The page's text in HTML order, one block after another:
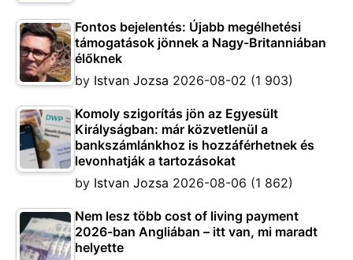
Fontos bejelentés: Újabb megélhetési
támogatások jönnek a Nagy-Britanniában
élőknek
by Istvan Jozsa 2026-08-02 (1 903)
Komoly szigorítás jön az Egyesült
Királyságban: már közvetlenül a
bankszámlánkhoz is hozzáférhetnek és
levonhatják a tartozásokat
by Istvan Jozsa 2026-08-06 (1 862)
Nem lesz több cost of living payment
2026-ban Angliában – itt van, mi maradt
helyette